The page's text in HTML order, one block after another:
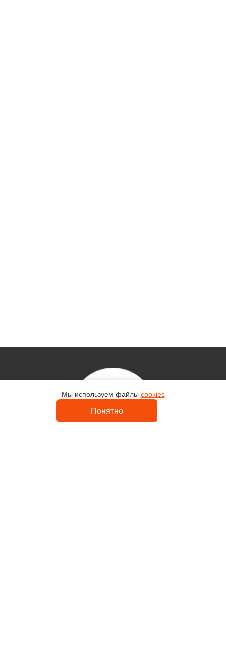
Контакты
Мы используем файлы cookies
Понятно